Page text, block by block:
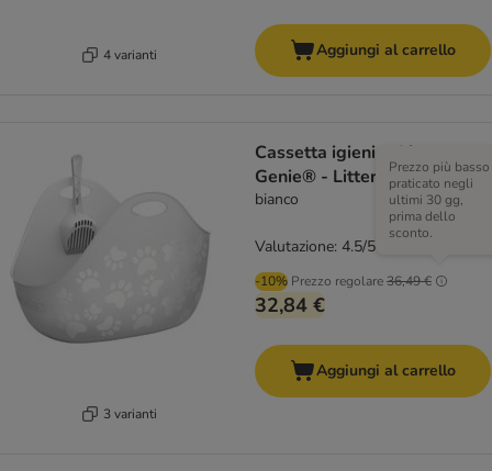
4 varianti Aggiungi al carrello
3 varianti
Cassetta igienica Litter
Genie® - Litter Box
bianco
-10% Prezzo regolare36,49 €
Prezzo più basso
praticato negli
ultimi 30 gg,
prima dello
sconto.
32,84 €
Valutazione: 4.5/5
Aggiungi al carrello